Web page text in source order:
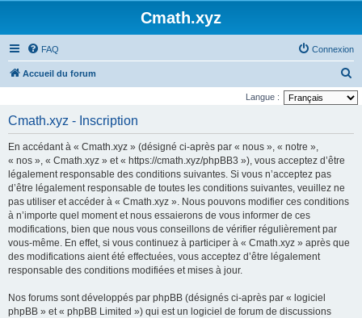
Cmath.xyz
FAQ Connexion
Accueil du forum
e
Langue :
Cmath.xyz - Inscription
En accédant à « Cmath.xyz » (désigné ci-après par « nous », « notre »,
« nos », « Cmath.xyz » et « https://cmath.xyz/phpBB3 »), vous acceptez d’être
légalement responsable des conditions suivantes. Si vous n’acceptez pas
d’être légalement responsable de toutes les conditions suivantes, veuillez ne
pas utiliser et accéder à « Cmath.xyz ». Nous pouvons modifier ces conditions
à n’importe quel moment et nous essaierons de vous informer de ces
modifications, bien que nous vous conseillons de vérifier régulièrement par
vous-même. En effet, si vous continuez à participer à « Cmath.xyz » après que
des modifications aient été effectuées, vous acceptez d’être légalement
responsable des conditions modifiées et mises à jour.
Nos forums sont développés par phpBB (désignés ci-après par « logiciel
phpBB » et « phpBB Limited ») qui est un logiciel de forum de discussions